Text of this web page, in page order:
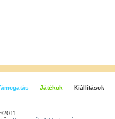
Játékok Kiállítások